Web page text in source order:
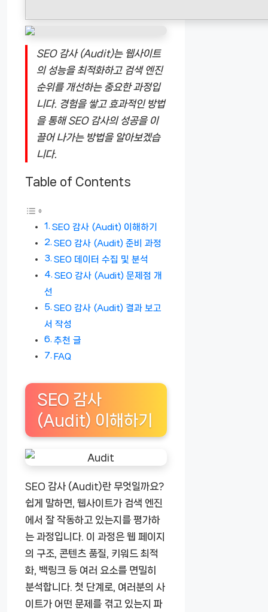
SEO 감사 (Audit)는 웹사이트
의 성능을 최적화하고 검색 엔진
순위를 개선하는 중요한 과정입
니다. 경험을 쌓고 효과적인 방법
을 통해 SEO 감사의 성공을 이
끌어 나가는 방법을 알아보겠습
니다.
Table of Contents
SEO 감사 (Audit) 이해하기
SEO 감사 (Audit) 준비 과정
SEO 데이터 수집 및 분석
SEO 감사 (Audit) 문제점 개
선
SEO 감사 (Audit) 결과 보고
서 작성
추천 글
FAQ
SEO 감사
(Audit) 이해하기
SEO 감사 (Audit)란 무엇일까요?
쉽게 말하면, 웹사이트가 검색 엔진
에서 잘 작동하고 있는지를 평가하
는 과정입니다. 이 과정은 웹 페이지
의 구조, 콘텐츠 품질, 키워드 최적
화, 백링크 등 여러 요소를 면밀히
분석합니다. 첫 단계로, 여러분의 사
이트가 어떤 문제를 겪고 있는지 파